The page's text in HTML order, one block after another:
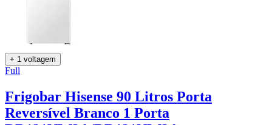
+ 1 voltagem
Full
Frigobar Hisense 90 Litros Porta
Reversível Branco 1 Porta